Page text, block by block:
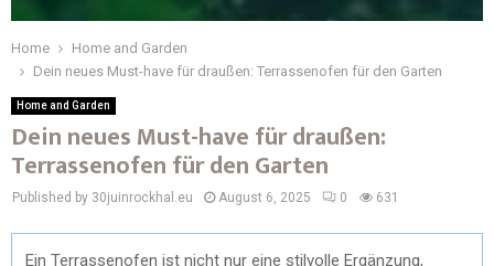
Home
Home and Garden
Dein neues Must-have für draußen: Terrassenofen für den Garten
Home and Garden
Dein neues Must-have für draußen:
Terrassenofen für den Garten
Published by 30juinrockhal.eu August 6, 2025 0 631
Ein Terrassenofen ist nicht nur eine stilvolle Ergänzung,